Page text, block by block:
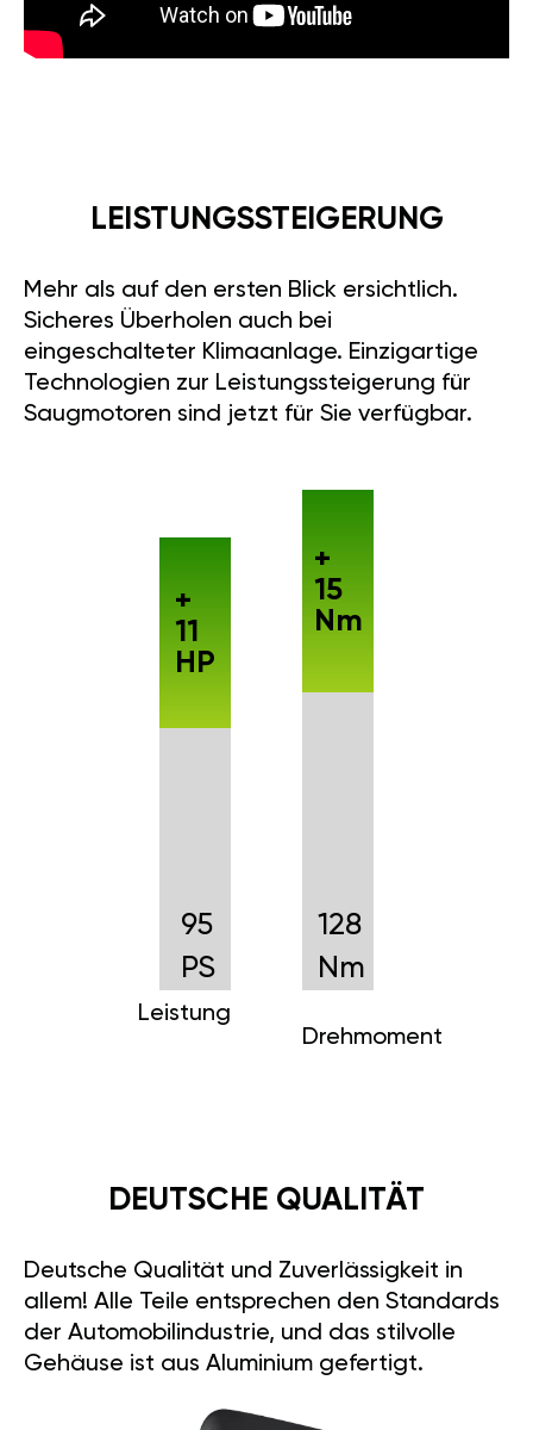
LEISTUNGSSTEIGERUNG
Mehr als auf den ersten Blick ersichtlich.
Sicheres Überholen auch bei
eingeschalteter Klimaanlage. Einzigartige
Technologien zur Leistungssteigerung für
Saugmotoren sind jetzt für Sie verfügbar.
95
PS
Leistung
+
11
HP
128
Nm
Drehmoment
+
15
Nm
DEUTSCHE QUALITÄT
Deutsche Qualität und Zuverlässigkeit in
allem! Alle Teile entsprechen den Standards
der Automobilindustrie, und das stilvolle
Gehäuse ist aus Aluminium gefertigt.